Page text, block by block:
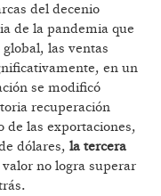
del decenio
de la pandemia que
las ventas
en un
se modificó
recuperación
de las exportaciones,
dólares, la tercera
no logra superar